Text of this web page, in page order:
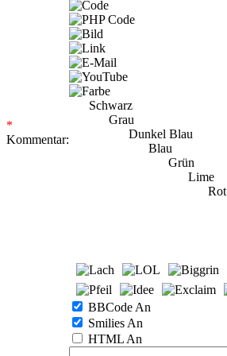
*
Kommentar:
Schwarz
Grau
Dunkel Blau
Blau
Grün
Lime
Rot
BBCode An
Smilies An
HTML An